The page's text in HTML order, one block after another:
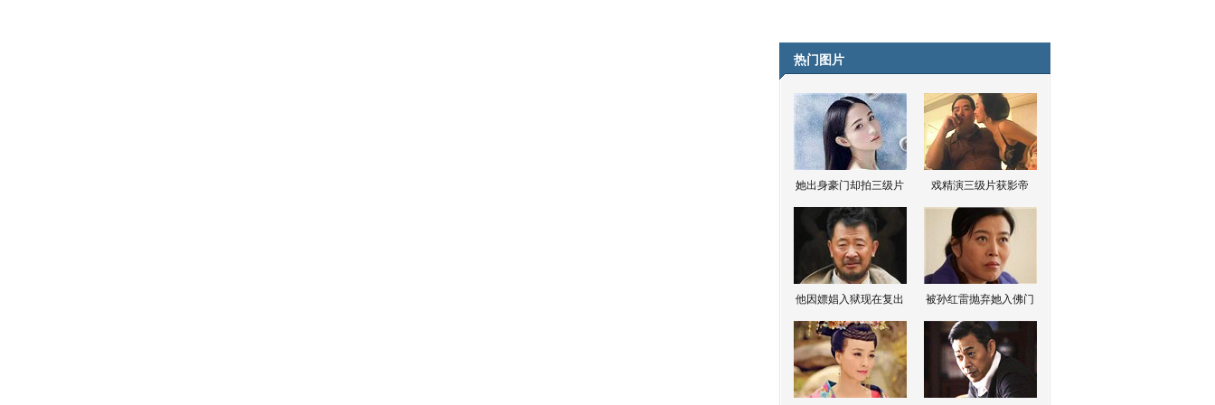
热门图片
她出身豪门却拍三级片 戏精演三级片获影帝
他因嫖娼入狱现在复出 被孙红雷抛弃她入佛门